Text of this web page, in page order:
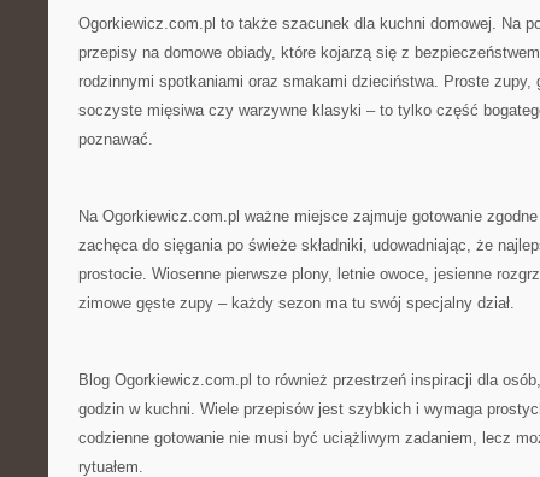
Ogorkiewicz.com.pl to także szacunek dla kuchni domowej. Na
przepisy na domowe obiady, które kojarzą się z
rodzinnymi spotkaniami oraz smakami dzieciństwa. Proste zupy,
soczyste mięsiwa czy warzywne klasyki – to tylko część
poznawać.
Na Ogorkiewicz.com.pl ważne miejsce zajmuje gotowanie
zachęca do sięgania po świeże składniki, udowadniając, że
prostocie. Wiosenne pierwsze plony, letnie owoce, jesienne
zimowe gęste zupy – każdy sezon ma tu swój specjalny dział.
Blog Ogorkiewicz.com.pl to również przestrzeń inspiracji dla
godzin w kuchni. Wiele przepisów jest szybkich i wymaga
codzienne gotowanie nie musi być uciążliwym zadaniem, lecz
rytuałem.